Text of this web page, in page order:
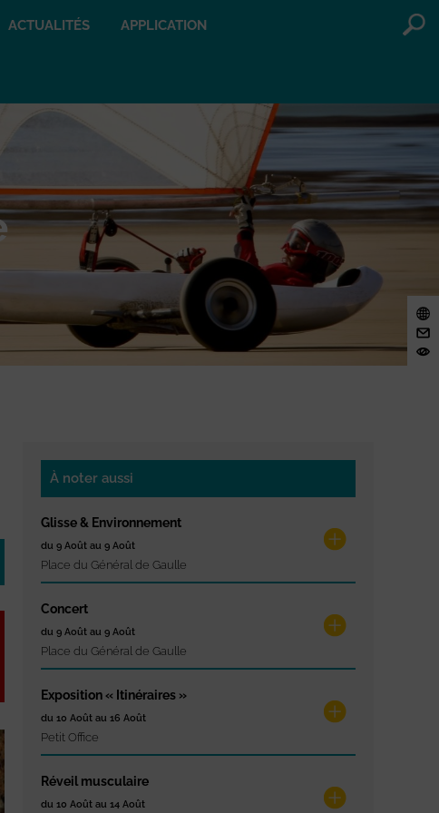
ACTUALITÉS APPLICATION
À noter aussi
Glisse & Environnement
du 9 Août au 9 Août
Place du Général de Gaulle
Concert
du 9 Août au 9 Août
Place du Général de Gaulle
Exposition « Itinéraires »
du 10 Août au 16 Août
Petit Office
Réveil musculaire
du 10 Août au 14 Août